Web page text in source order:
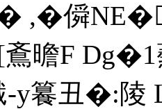
,�僢
曕F
-y籑丑